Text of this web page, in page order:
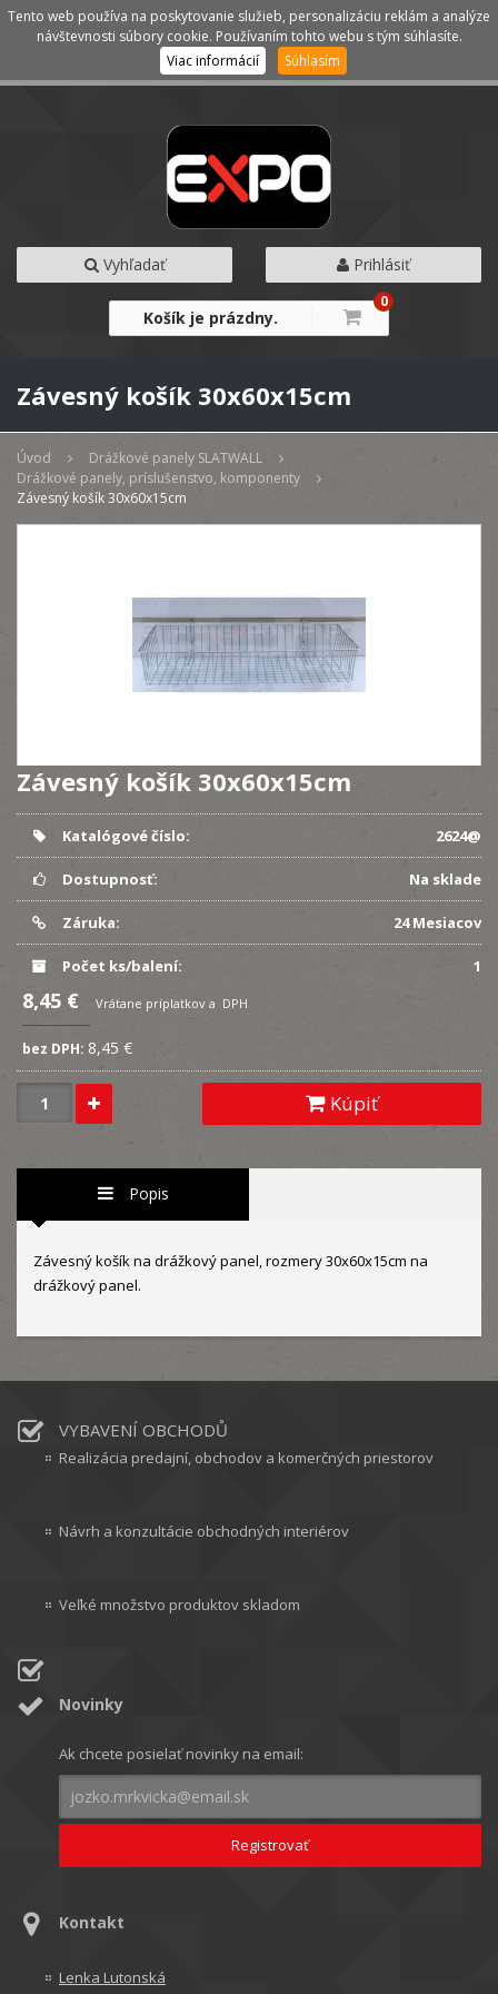
Kategórie Menu
Vyhľadať Prihlásiť
Košík je prázdny.
0
Závesný košík 30x60x15cm
Úvod
Drážkové panely SLATWALL
Drážkové panely, príslušenstvo, komponenty
Závesný košík 30x60x15cm
Závesný košík 30x60x15cm
Katalógové číslo: 2624@
Dostupnosť: Na sklade
Záruka: 24 Mesiacov
Počet ks/balení: 1
8,45 € Vrátane príplatkov a DPH
bez DPH: 8,45 €
Kúpiť
Popis
Závesný košík na drážkový panel, rozmery 30x60x15cm na
drážkový panel.
VYBAVENÍ OBCHODŮ
Realizácia predajní, obchodov a komerčných priestorov
Návrh a konzultácie obchodných interiérov
Veľké množstvo produktov skladom
Novinky
Ak chcete posielať novinky na email:
Kontakt
Lenka Lutonská
Tento web používa na poskytovanie služieb, personalizáciu reklám a analýze
návštevnosti súbory cookie. Používaním tohto webu s tým súhlasíte.
Viac informácií
Súhlasím